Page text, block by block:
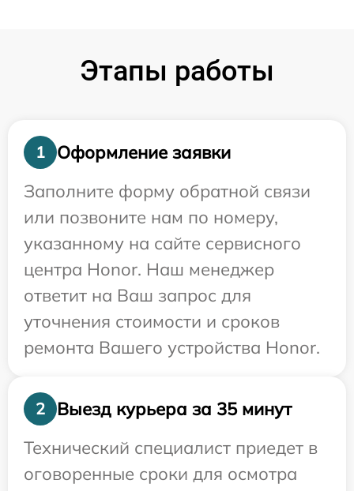
Этапы работы
1
Оформление заявки
Заполните форму обратной связи
или позвоните нам по номеру,
указанному на сайте сервисного
центра Honor. Наш менеджер
ответит на Ваш запрос для
уточнения стоимости и сроков
ремонта Вашего устройства Honor.
2
Выезд курьера за 35 минут
Технический специалист приедет в
оговоренные сроки для осмотра